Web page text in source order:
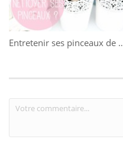
Entretenir ses